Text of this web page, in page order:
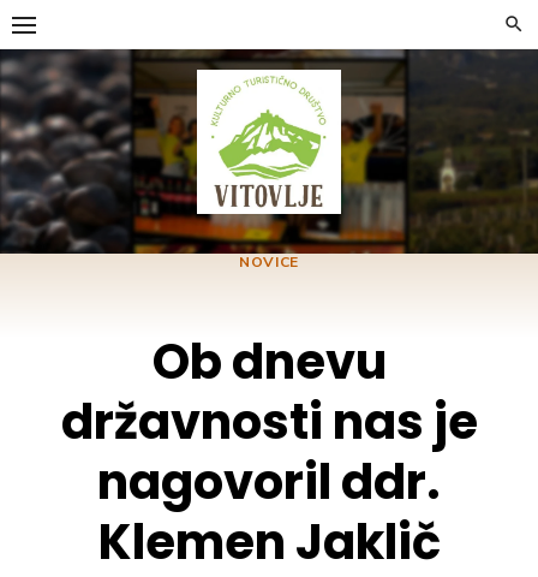
Skip
to
content
NOVICE
Ob dnevu
državnosti nas je
nagovoril ddr.
Klemen Jaklič